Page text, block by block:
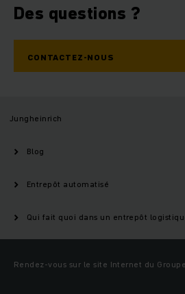
Des questions ?
CONTACTEZ-NOUS
Jungheinrich
Blog
Entrepôt automatisé
Qui fait quoi dans un entrepôt
Rendez-vous sur le site Internet du Groupe